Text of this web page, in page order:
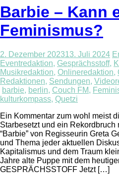
Barbie – Kann
Feminismus?
2. Dezember 202313. Juli 2024
Eventredaktion, Gesprächsstoff,
Musikredaktion, Onlineredaktion,
Redaktionen, Sendungen,
barbie, berlin, Couch FM,
kulturkompass, Quetzi
Ein Kommentar zum wohl meist
Starbesetzt und ein
“Barbie” von Regisseurin Greta
und Thema jeder aktuellen
Kapitalismus und dem Traum
Jahre alte Puppe mit dem
GESPRÄCHSSTOFF Jetzt […]